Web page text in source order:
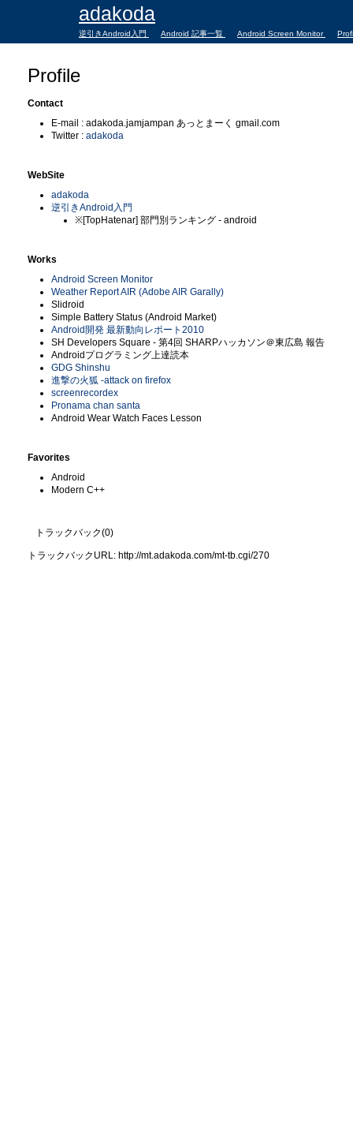
adakoda
逆引きAndroid入門 Android 記事一覧 Android Screen Monitor
Profile
Contact
E-mail : adakoda.jamjampan あっとまーく gmail.com
Twitter : adakoda
WebSite
adakoda
逆引きAndroid入門
※[TopHatenar] 部門別ランキング - android
Works
Android Screen Monitor
Weather Report AIR (Adobe AIR Garally)
Slidroid
Simple Battery Status (Android Market)
Android開発 最新動向レポート2010
SH Developers Square - 第4回 SHARPハッカソン＠東広島 報告
Androidプログラミング上達読本
GDG Shinshu
進撃の火狐 -attack on firefox
screenrecordex
Pronama chan santa
Android Wear Watch Faces Lesson
Favorites
Android
Modern C++
トラックバック(0)
トラックバックURL: http://mt.adakoda.com/mt-tb.cgi/270